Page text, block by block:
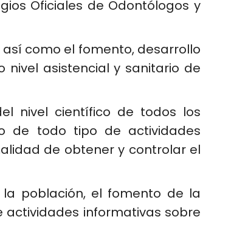
Oficiales de Odontólogos y
como el fomento, desarrollo
nivel asistencial y sanitario de
nivel científico de todos los
de todo tipo de actividades
de obtener y controlar el
población, el fomento de la
informativas sobre